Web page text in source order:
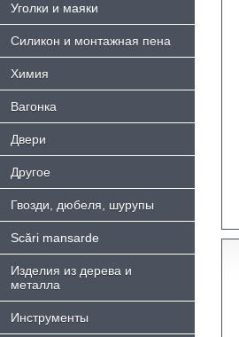
Уголки и маяки
Силикон и монтажная пена
Химия
Bагонка
Двери
Другое
Гвозди, дюбеля, шурупы
Scări mansarde
Изделия из дерева и
металла
Инструменты